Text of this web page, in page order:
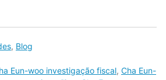
, Blog
Eun-woo investigação fiscal, Cha Eun-